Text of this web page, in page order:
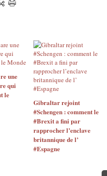
une
qui
le
Gibraltar rejoint
#Schengen : comment le
#Brexit a fini par
rapprocher l’enclave
britannique de l’
#Espagne